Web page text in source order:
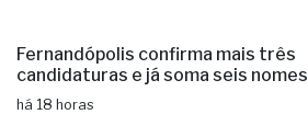
Fernandópolis confirma mais três
candidaturas e já soma seis nomes
há 18 horas